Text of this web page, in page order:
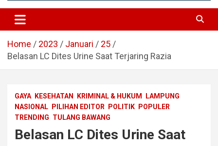
Home 2023 Januari
25
Belasan LC Dites Urine Saat Terjaring Razia
GAYA KESEHATAN KRIMINAL & HUKUM
LAMPUNG
NASIONAL
PILIHAN EDITOR POLITIK
POPULER
TRENDING TULANG BAWANG
Belasan LC Dites Urine Saat